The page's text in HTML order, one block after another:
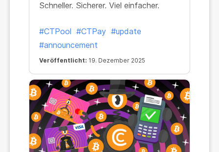
Schneller. Sicherer. Viel einfacher.
#CTPool #CTPay #update
#announcement
Veröffentlicht: 19. Dezember 2025